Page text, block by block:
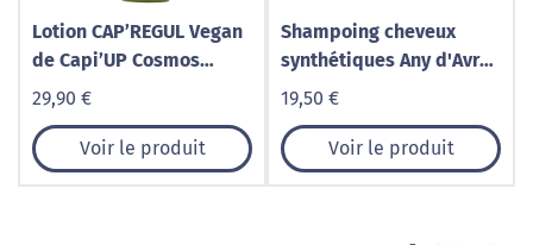
Lotion CAP’REGUL Vegan
de Capi’UP Cosmos
Natural
29,90 €
Voir le produit
Shampoing cheveux
synthétiques Any d'Avray
300mL
19,50 €
Voir le produit